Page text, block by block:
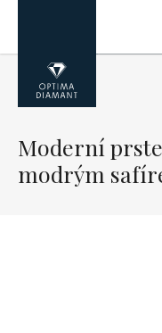
obsah
Moderní
modrým